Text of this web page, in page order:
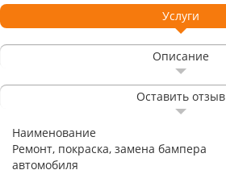
Услуги
Описание
Оставить отзыв
Наименование
Ремонт, покраска, замена бампера
автомобиля